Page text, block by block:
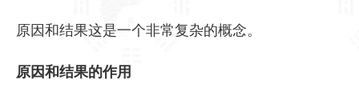
原因和结果这是一个非常复杂的概念。
原因和结果的作用